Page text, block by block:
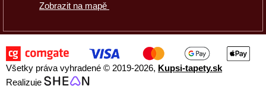
Zobrazit na mapě
Všetky práva vyhradené © 2019-2026, Kupsi-tapety.sk
Realizuje